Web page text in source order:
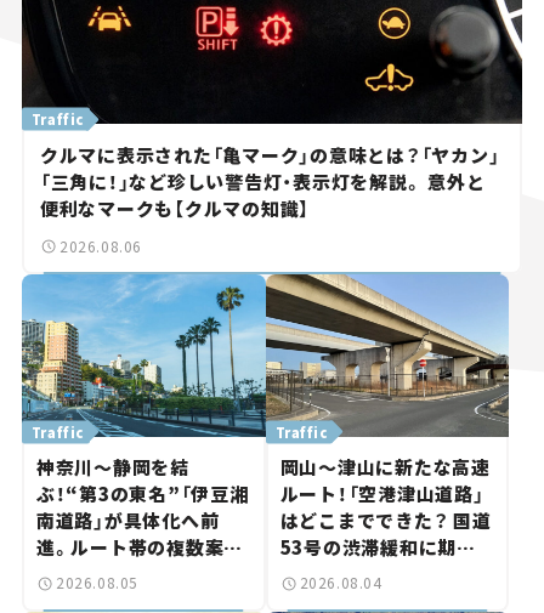
クルマに表示された「亀マーク」の意味とは？「ヤカン」
「三角に！」など珍しい警告灯・表示灯を解説。 意外と
便利なマークも【クルマの知識】
Traffic
2026.08.06
神奈川～静岡を結
ぶ！“第3の東名”「伊豆湘
南道路」が具体化へ前
進。ルート帯の複数案検
討へ。熱海まで信号ゼロ
Traffic
2026.08.05
岡山～津山に新たな高速
ルート！「空港津山道路」
はどこまでできた？ 国道
53号の渋滞緩和に期待。
岡山市側でも動きが【い
Traffic
2026.08.04